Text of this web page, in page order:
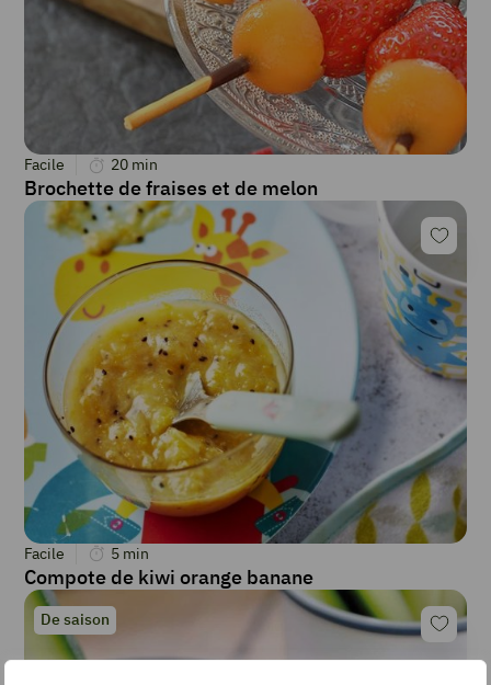
Facile 20 min
Brochette de fraises et de melon
Facile 5 min
Compote de kiwi orange banane
De saison